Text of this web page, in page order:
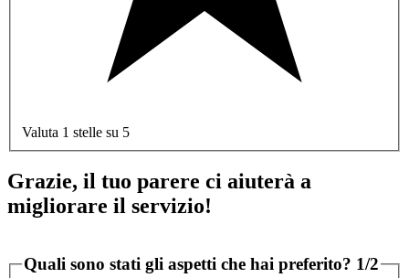
Valuta 1 stelle su 5
Grazie, il tuo parere ci aiuterà a
migliorare il servizio!
Quali sono stati gli aspetti che hai preferito? 1/2